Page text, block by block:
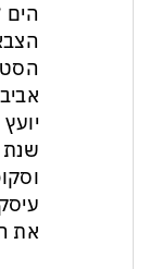
הים
את